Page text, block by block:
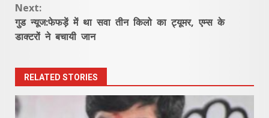
Next:
गुड न्यूज:फेफड़ें में था सवा तीन किलो का ट्यूमर, एम्स के
डाक्टरों ने बचायी जान
RELATED STORIES